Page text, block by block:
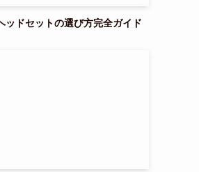
ッドセットの選び方完全ガイド